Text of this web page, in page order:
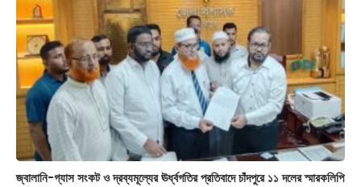
জ্বালানি-গ্যাস সংকট ও দ্রব্যমূল্যের ঊর্ধ্বগতির প্রতিবাদে চাঁদপুরে ১১ দলের স্মারকলিপি